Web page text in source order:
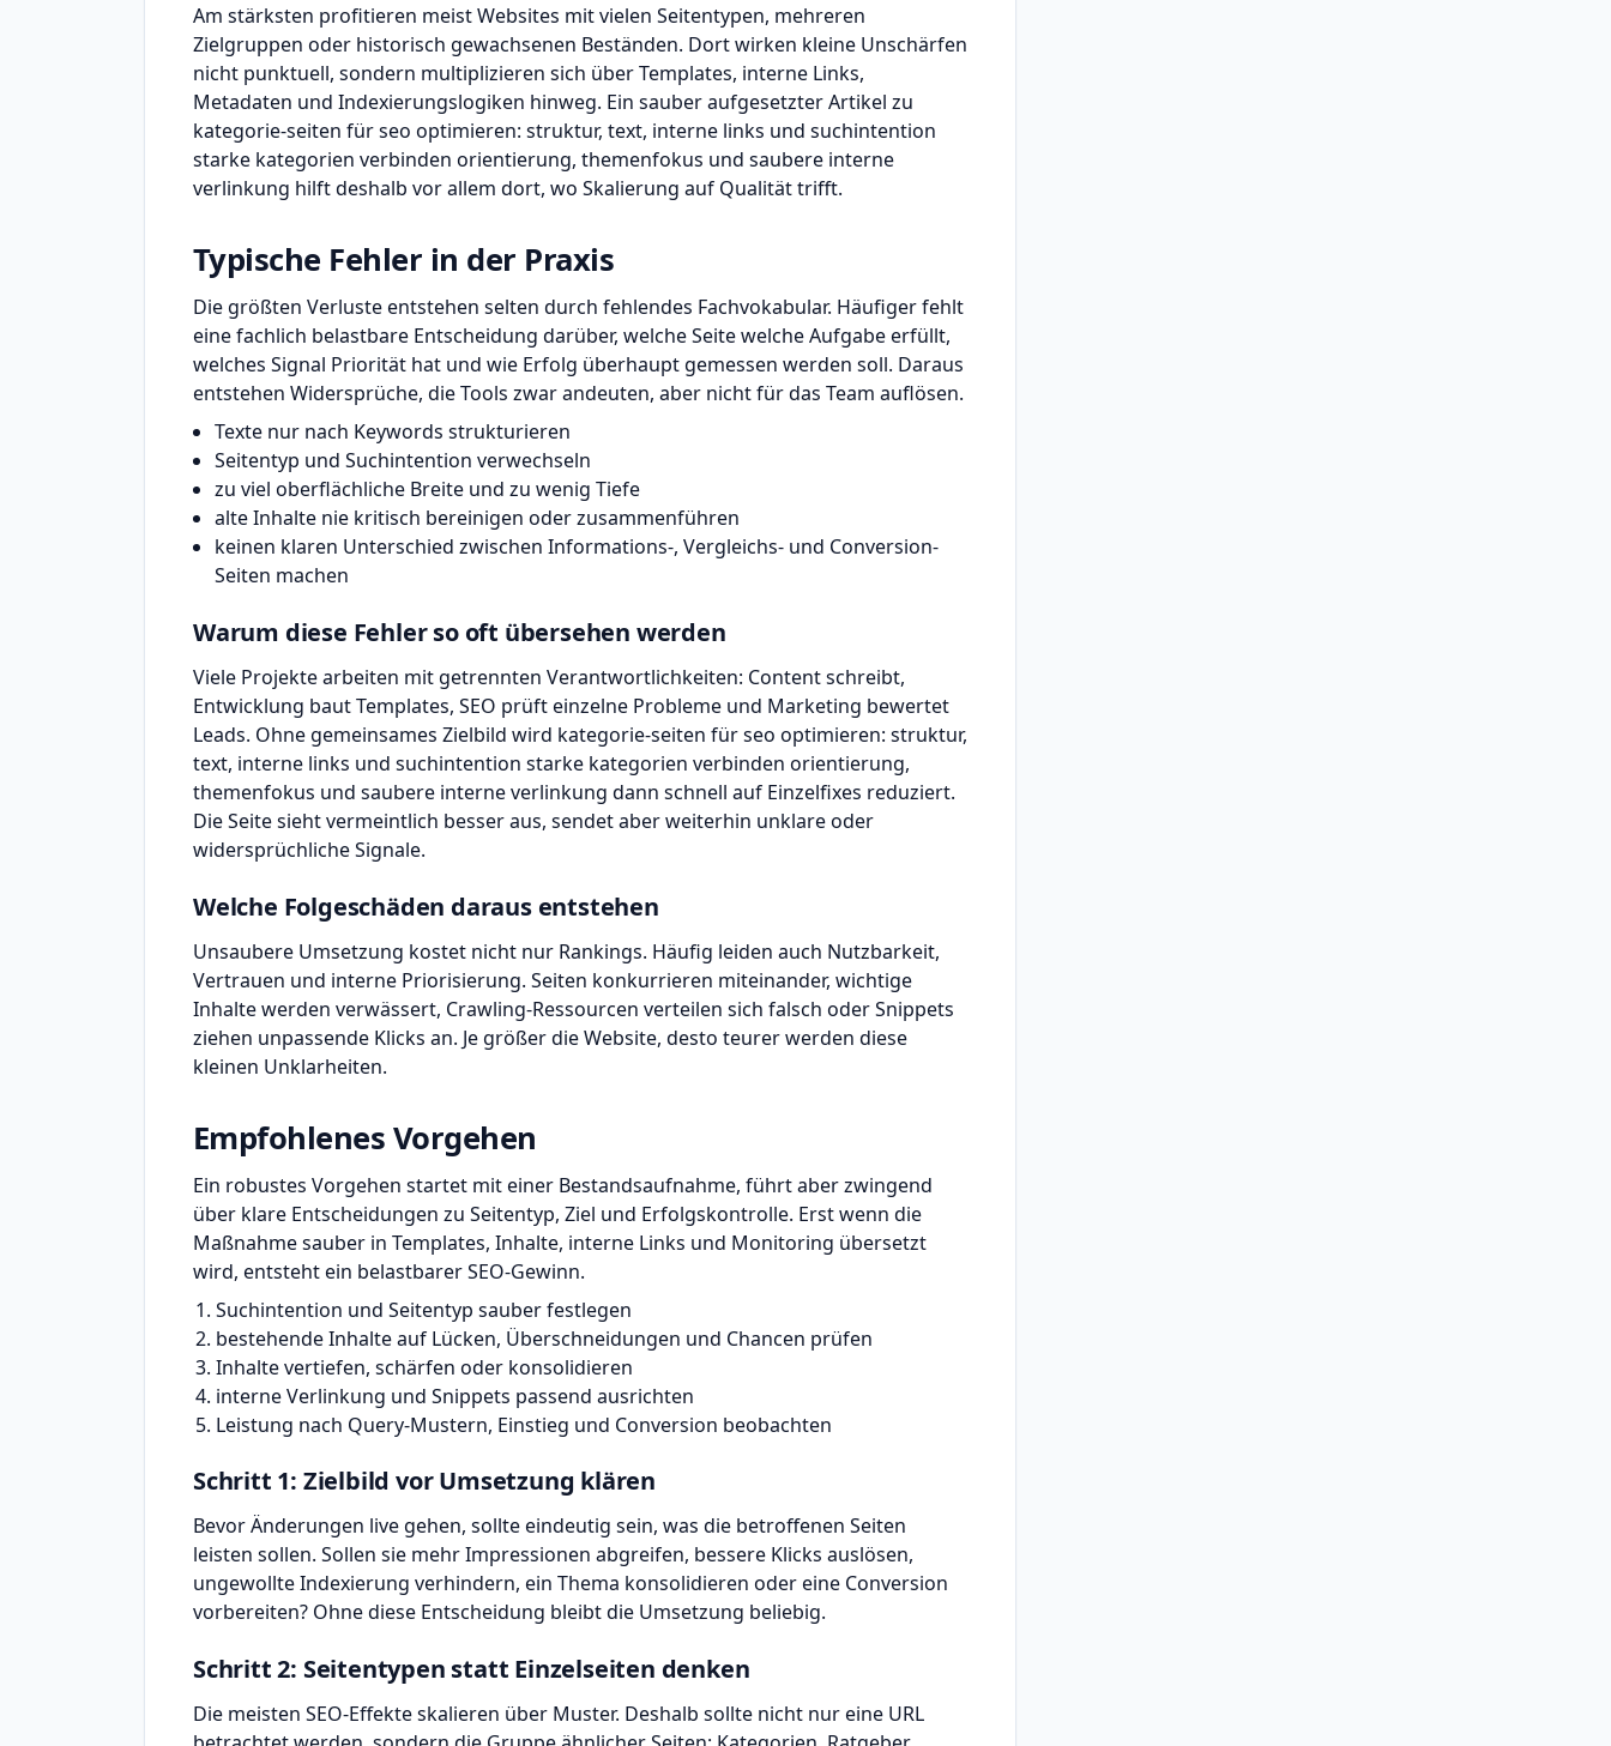
Am stärksten profitieren meist Websites mit vielen Seitentypen, mehreren
Zielgruppen oder historisch gewachsenen Beständen. Dort wirken kleine Unschärfen
nicht punktuell, sondern multiplizieren sich über Templates, interne Links,
Metadaten und Indexierungslogiken hinweg. Ein sauber aufgesetzter Artikel zu
kategorie-seiten für seo optimieren: struktur, text, interne links und suchintention
starke kategorien verbinden orientierung, themenfokus und saubere interne
verlinkung hilft deshalb vor allem dort, wo Skalierung auf Qualität trifft.
Typische Fehler in der Praxis
Die größten Verluste entstehen selten durch fehlendes Fachvokabular. Häufiger fehlt
eine fachlich belastbare Entscheidung darüber, welche Seite welche Aufgabe erfüllt,
welches Signal Priorität hat und wie Erfolg überhaupt gemessen werden soll. Daraus
entstehen Widersprüche, die Tools zwar andeuten, aber nicht für das Team auflösen.
Texte nur nach Keywords strukturieren
Seitentyp und Suchintention verwechseln
zu viel oberflächliche Breite und zu wenig Tiefe
alte Inhalte nie kritisch bereinigen oder zusammenführen
keinen klaren Unterschied zwischen Informations-, Vergleichs- und Conversion-
Seiten machen
Warum diese Fehler so oft übersehen werden
Viele Projekte arbeiten mit getrennten Verantwortlichkeiten: Content schreibt,
Entwicklung baut Templates, SEO prüft einzelne Probleme und Marketing bewertet
Leads. Ohne gemeinsames Zielbild wird kategorie-seiten für seo optimieren: struktur,
text, interne links und suchintention starke kategorien verbinden orientierung,
themenfokus und saubere interne verlinkung dann schnell auf Einzelfixes reduziert.
Die Seite sieht vermeintlich besser aus, sendet aber weiterhin unklare oder
widersprüchliche Signale.
Welche Folgeschäden daraus entstehen
Unsaubere Umsetzung kostet nicht nur Rankings. Häufig leiden auch Nutzbarkeit,
Vertrauen und interne Priorisierung. Seiten konkurrieren miteinander, wichtige
Inhalte werden verwässert, Crawling-Ressourcen verteilen sich falsch oder Snippets
ziehen unpassende Klicks an. Je größer die Website, desto teurer werden diese
kleinen Unklarheiten.
Empfohlenes Vorgehen
Ein robustes Vorgehen startet mit einer Bestandsaufnahme, führt aber zwingend
über klare Entscheidungen zu Seitentyp, Ziel und Erfolgskontrolle. Erst wenn die
Maßnahme sauber in Templates, Inhalte, interne Links und Monitoring übersetzt
wird, entsteht ein belastbarer SEO-Gewinn.
Suchintention und Seitentyp sauber festlegen
bestehende Inhalte auf Lücken, Überschneidungen und Chancen prüfen
Inhalte vertiefen, schärfen oder konsolidieren
interne Verlinkung und Snippets passend ausrichten
Leistung nach Query-Mustern, Einstieg und Conversion beobachten
Schritt 1: Zielbild vor Umsetzung klären
Bevor Änderungen live gehen, sollte eindeutig sein, was die betroffenen Seiten
leisten sollen. Sollen sie mehr Impressionen abgreifen, bessere Klicks auslösen,
ungewollte Indexierung verhindern, ein Thema konsolidieren oder eine Conversion
vorbereiten? Ohne diese Entscheidung bleibt die Umsetzung beliebig.
Schritt 2: Seitentypen statt Einzelseiten denken
Die meisten SEO-Effekte skalieren über Muster. Deshalb sollte nicht nur eine URL